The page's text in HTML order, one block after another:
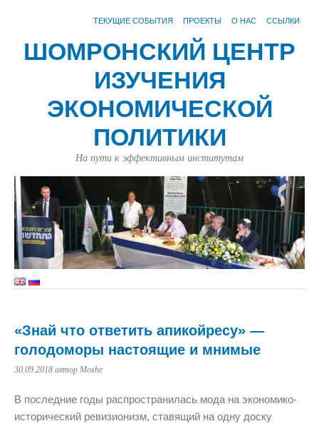
ТЕКУЩИЕ СОБЫТИЯ ПРОЕКТЫ О НАС ССЫЛКИ
ШОМРОНСКИЙ ЦЕНТР
ИЗУЧЕНИЯ
ЭКОНОМИЧЕСКОЙ
ПОЛИТИКИ
На пути к эффективным институтам
«Знай что ответить апикойресу» —
голодоморы настоящие и мнимые
30.09.2018 автор Moshe
В последние годы распространилась мода на экономико-
исторический ревизионизм, ставящий на одну доску